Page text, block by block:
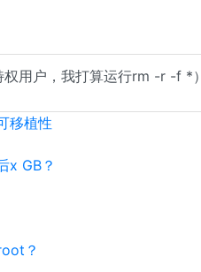
用户，我打算运行rm -r -f *）
移植性
x GB？
？